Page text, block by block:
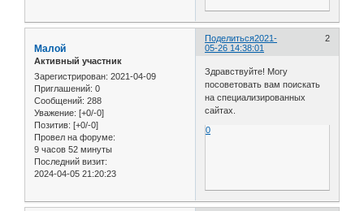
Поделиться 2
2021-
05-26 14:38:01
Малой
Активный участник
Зарегистрирован: 2021-04-09
Приглашений: 0
Сообщений: 288
Уважение: [+0/-0]
Позитив: [+0/-0]
Провел на форуме:
9 часов 52 минуты
Последний визит:
2024-04-05 21:20:23
Здравствуйте! Могу
посоветовать вам поискать
на специализированных
сайтах.
0